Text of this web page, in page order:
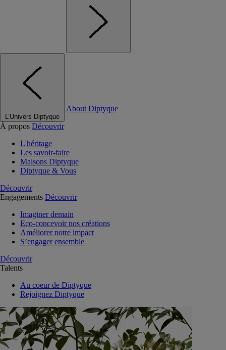
L’Univers Diptyque
About Diptyque
À propos Découvrir
L'héritage
Les savoir-faire
Maisons Diptyque
Diptyque & Vous
Découvrir
Engagements Découvrir
Imaginer demain
Eco-concevoir nos créations
Améliorer notre impact
S’engager ensemble
Découvrir
Talents
Au coeur de Diptyque
Rejoignez Diptyque